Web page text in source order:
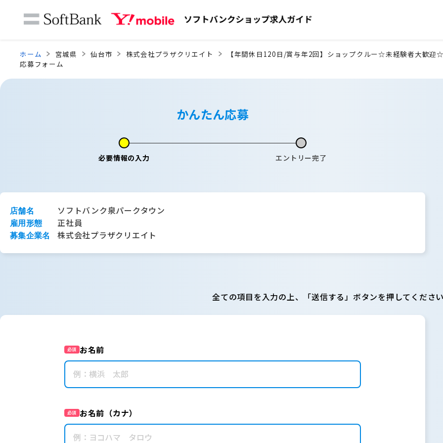
ホーム 宮城県 仙台市 株式会社プラザクリエイト
【年間休日120日/賞与年2回】ショップクルー☆未経験者大歓
応募フォーム
かんたん応募
必要情報の入力 エントリー完了
店舗名 ソフトバンク泉パークタウン
雇用形態 正社員
募集企業名 株式会社プラザクリエイト
全ての項目を入力の上、「送信する」ボタンを押してくださ
必須 お名前
必須 お名前（カナ）